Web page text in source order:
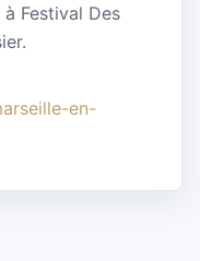
Festival Des
en-